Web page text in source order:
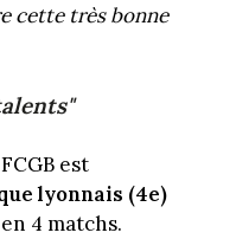
cette très bonne
est
lyonnais (4e)
4 matchs.